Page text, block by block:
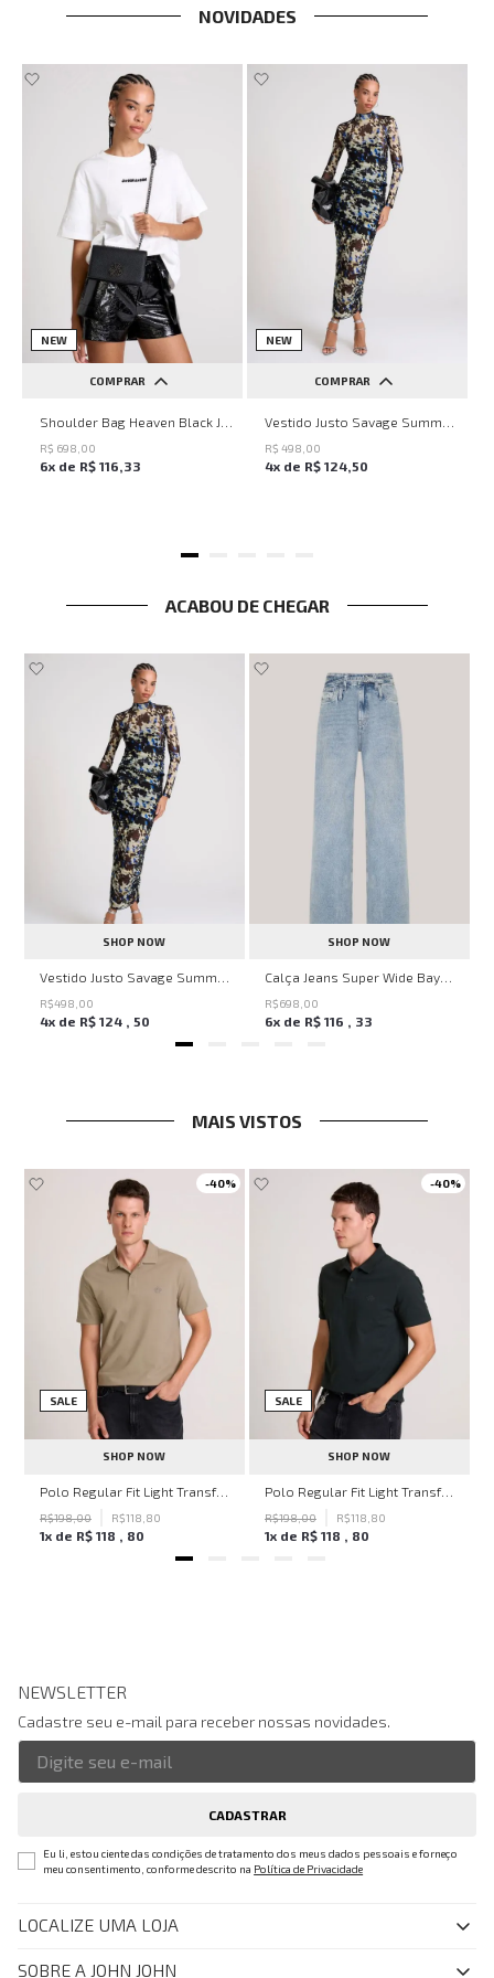
NOVIDADES
NEW
COMPRAR
UN
R$ 698 00
6x de R$ 116,33
NEW
COMPRAR
PP P M G
R$ 498 00
4x de R$ 124,50
ACABOU DE CHEGAR
SHOP NOW
R$498 00
4x de R$ 124 , 50
SHOP NOW
R$698 00
6x de R$ 116 , 33
MAIS VISTOS
-40%
SALE
SHOP NOW
Polo Regular Fit Light Transfer Bege Médio John John Masculina
R$198,00 R$118,80
1x de R$ 118 , 80
-40%
SALE
SHOP NOW
Polo Regular Fit Light Transfer Verde Escuro John John Masculina
R$198,00 R$118,80
1x de R$ 118 , 80
NEWSLETTER
Cadastre seu e-mail para receber nossas novidades.
CADASTRAR
Eu li, estou ciente das condições de tratamento dos meus dados pessoais e forneço
meu consentimento, conforme descrito na Política de Privacidade
LOCALIZE UMA LOJA
SOBRE A JOHN JOHN